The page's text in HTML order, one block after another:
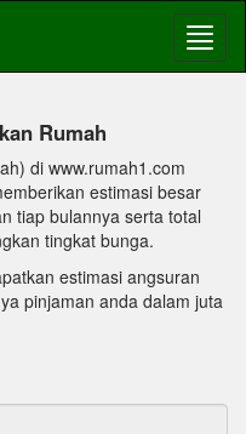
Rumah
di www.rumah1.com
estimasi besar
tiap bulannya serta total
tingkat bunga.
estimasi angsuran
pinjaman anda dalam juta